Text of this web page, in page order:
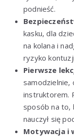
podnieść.
kasku, dla
na kolana i
ryzyko
Pierwsze
samodzielnie,
instruktorem.
sposób na to,
nauczył się
Motywacja i